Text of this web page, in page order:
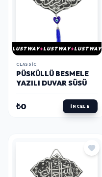
LUSTWAY LUSTWAY LUSTWAY
CLASSIC
PÜSKÜLLÜ BESMELE
YAZILI DUVAR SÜSÜ
₺0 İNCELE